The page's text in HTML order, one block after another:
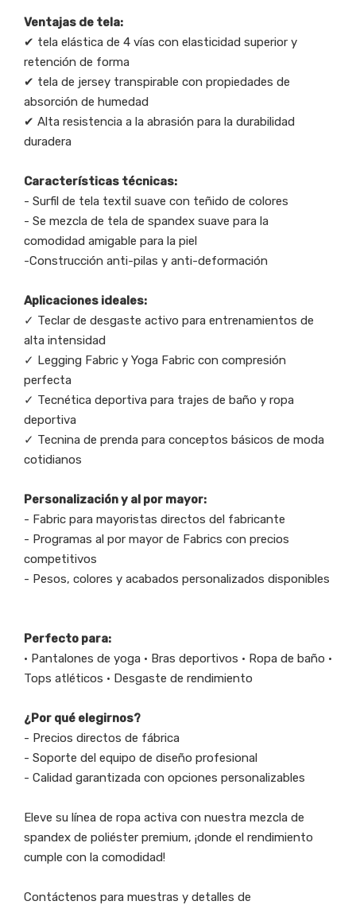
Ventajas de tela:
✔ tela elástica de 4 vías con elasticidad superior y
retención de forma
✔ tela de jersey transpirable con propiedades de
absorción de humedad
✔ Alta resistencia a la abrasión para la durabilidad
duradera
Características técnicas:
- Surfil de tela textil suave con teñido de colores
- Se mezcla de tela de spandex suave para la
comodidad amigable para la piel
-Construcción anti-pilas y anti-deformación
Aplicaciones ideales:
✓ Teclar de desgaste activo para entrenamientos de
alta intensidad
✓ Legging Fabric y Yoga Fabric con compresión
perfecta
✓ Tecnética deportiva para trajes de baño y ropa
deportiva
✓ Tecnina de prenda para conceptos básicos de moda
cotidianos
Personalización y al por mayor:
- Fabric para mayoristas directos del fabricante
- Programas al por mayor de Fabrics con precios
competitivos
- Pesos, colores y acabados personalizados disponibles
Perfecto para:
• Pantalones de yoga • Bras deportivos • Ropa de baño •
Tops atléticos • Desgaste de rendimiento
¿Por qué elegirnos?
- Precios directos de fábrica
- Soporte del equipo de diseño profesional
- Calidad garantizada con opciones personalizables
Eleve su línea de ropa activa con nuestra mezcla de
spandex de poliéster premium, ¡donde el rendimiento
cumple con la comodidad!
Contáctenos para muestras y detalles de